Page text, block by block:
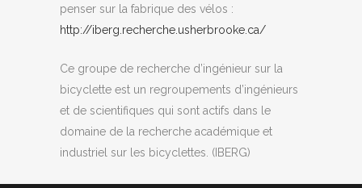
penser sur la fabrique des vélos :
http://iberg.recherche.usherbrooke.ca/
Ce groupe de recherche d’ingénieur sur la
bicyclette est un regroupements d’ingénieurs
et de scientifiques qui sont actifs dans le
domaine de la recherche académique et
industriel sur les bicyclettes. (IBERG)